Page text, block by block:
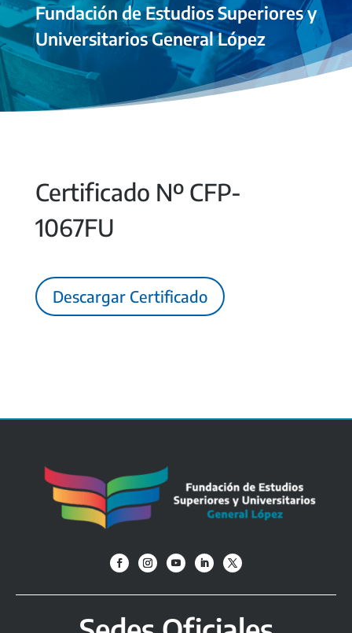
Fundación de Estudios Superiores y
Universitarios General López
Certificado Nº CFP-
1067FU
Descargar Certificado